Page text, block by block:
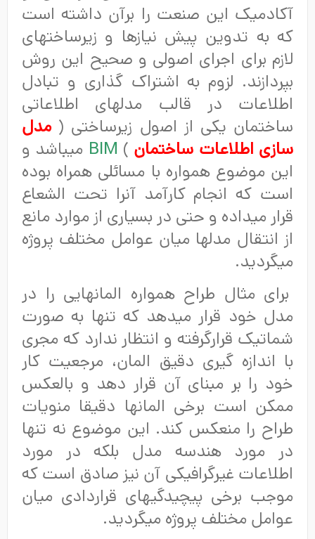
آکادمیک این صنعت را برآن داشته است
که به تدوین پیش نیازها و زیرساختهای
لازم برای اجرای اصولی و صحیح این روش
بپردازند. لزوم به اشتراک گذاری و تبادل
اطلاعات در قالب مدلهای اطلاعاتی
ساختمان یکی از اصول زیرساختی ( مدل
سازی اطلاعات ساختمان)
BIM میباشد و
این موضوع همواره با مسائلی همراه بوده
است که انجام کارآمد آنرا تحت الشعاع
قرار میداده و حتی در بسیاری از موارد مانع
از انتقال مدلها میان عوامل مختلف پروژه
میگردید.
برای مثال طراح همواره المانهایی را در
مدل خود قرار میدهد که تنها به صورت
شماتیک قرارگرفته و انتظار ندارد که مجری
با اندازه گیری دقیق المان، مرجعیت کار
خود را بر مبنای آن قرار دهد و بالعکس
ممکن است برخی المانها دقیقا منویات
طراح را منعکس کند. این موضوع نه تنها
در مورد هندسه مدل بلکه در مورد
اطلاعات غیرگرافیکی آن نیز صادق است که
موجب برخی پیچیدگیهای قراردادی میان
عوامل مختلف پروژه میگردید.